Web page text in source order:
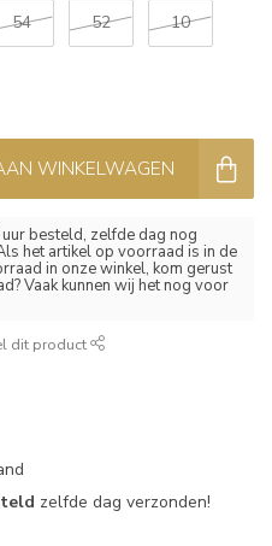
54 52 10
WINKELWAGEN
besteld, zelfde dag nog
het artikel op voorraad is in de
in onze winkel, kom gerust
Vaak kunnen wij het nog voor
dit product
zelfde dag verzonden!